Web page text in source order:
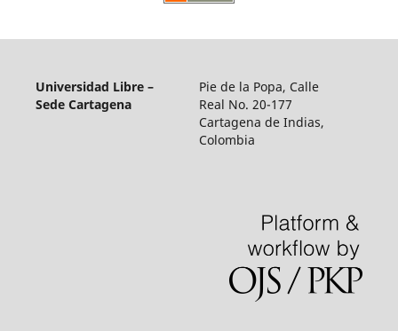
Universidad Libre –
Sede Cartagena
Pie de la Popa, Calle
Real No. 20-177
Cartagena de Indias,
Colombia